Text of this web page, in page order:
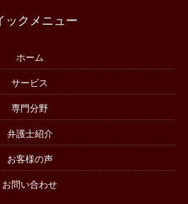
ックメニュー
ホーム
サービス
専門分野
弁護士紹介
お客様の声
お問い合わせ